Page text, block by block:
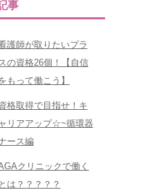
事
護師が取りたいプラ
スの資格26個！【自信
もって働こう】
格取得で目指せ！キ
ャリアアップ☆~循環器
ース編
クリニックで働く
とは？？？？？